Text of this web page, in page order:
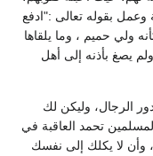
وعمل بقوله تعالى :"ادفع
ولي حميم ، وما يلقاها
يصغ بأذنه إلى أهل
الرجال، وليكن لك
تحمد العاقبة في
وأن لا يكلك إلى نفسك